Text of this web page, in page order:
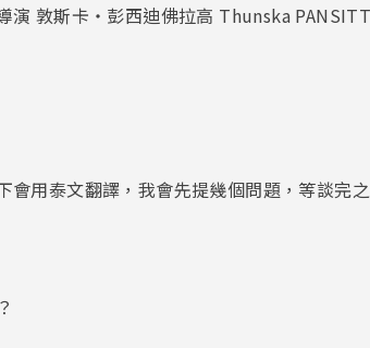
演 敦斯卡・彭西迪佛拉高 Thunska
會用泰文翻譯，我會先提幾個問題，等談完